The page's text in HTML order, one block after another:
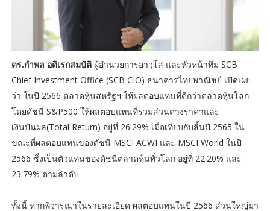
ดร.กำพล อดิเรกสมบัติผู้อำนวยการอาวุโส และหัวหน้าทีม SCB
Chief Investment Office (SCB CIO) ธนาคารไทยพาณิชย์ เปิดเผย
ว่า ในปี 2566 ตลาดหุ้นสหรัฐฯ ให้ผลตอบแทนที่ดีกว่าตลาดหุ้นโลก
โดยดัชนี S&P500 ให้ผลตอบแทนที่รวมส่วนต่างราคาและ
เงินปันผล(Total Return) อยู่ที่ 26.29% เมื่อเทียบกับสิ้นปี 2565 ใน
ขณะที่ผลตอบแทนของดัชนี MSCI ACWI และ MSCI World ในปี
2566 ซึ่งเป็นตัวแทนของดัชนีตลาดหุ้นทั่วโลก อยู่ที่ 22.20% และ
23.79% ตามลำดับ
ทั้งนี้ หากพิจารณาในรายละเอียด ผลตอบแทนในปี 2566 ส่วนใหญ่มา